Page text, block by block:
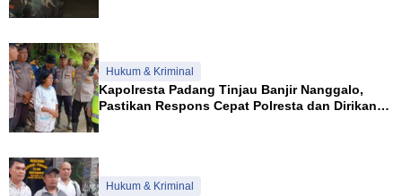
Hukum & Kriminal
Kapolresta Padang Tinjau Banjir Nanggalo,
Pastikan Respons Cepat Polresta dan Dirikan
Hukum & Kriminal